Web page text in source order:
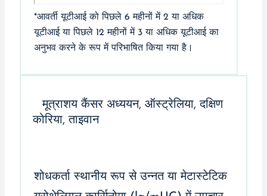
*आवर्ती यूटीआई को पिछले 6 महीनों में 2 या अधिक
यूटीआई या पिछले 12 महीनों में 3 या अधिक यूटीआई का
अनुभव करने के रूप में परिभाषित किया गया है।
मूत्राशय कैंसर अध्ययन, ऑस्ट्रेलिया, दक्षिण
कोरिया, ताइवान
शोधकर्ता स्थानीय रूप से उन्नत या मेटास्टेटिक